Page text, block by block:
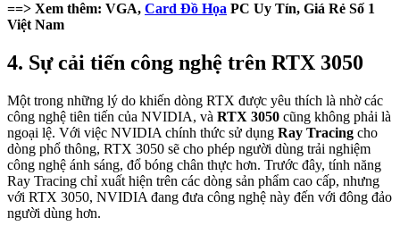
==> Xem thêm: VGA, Card Đồ Họa PC Uy Tín, Giá Rẻ Số 1
Việt Nam
4. Sự cải tiến công nghệ trên RTX 3050
Một trong những lý do khiến dòng RTX được yêu thích là nhờ các
công nghệ tiên tiến của NVIDIA, và RTX 3050 cũng không phải là
ngoại lệ. Với việc NVIDIA chính thức sử dụng Ray Tracing cho
dòng phổ thông, RTX 3050 sẽ cho phép người dùng trải nghiệm
công nghệ ánh sáng, đổ bóng chân thực hơn. Trước đây, tính năng
Ray Tracing chỉ xuất hiện trên các dòng sản phẩm cao cấp, nhưng
với RTX 3050, NVIDIA đang đưa công nghệ này đến với đông đảo
người dùng hơn.